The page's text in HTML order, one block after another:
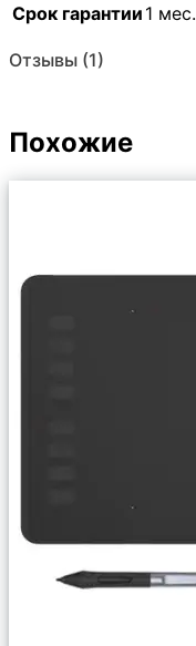
Срок гарантии 1 мес.
Отзывы (1)
Похожие